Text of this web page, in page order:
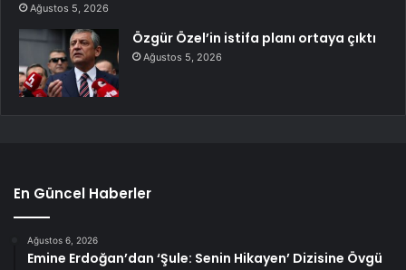
Ağustos 5, 2026
Özgür Özel’in istifa planı ortaya çıktı
Ağustos 5, 2026
En Güncel Haberler
Ağustos 6, 2026
Emine Erdoğan’dan ‘Şule: Senin Hikayen’ Dizisine Övgü